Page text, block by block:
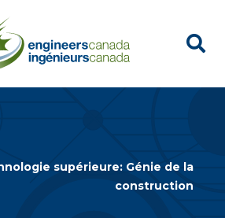
supérieure: Génie de la
construction